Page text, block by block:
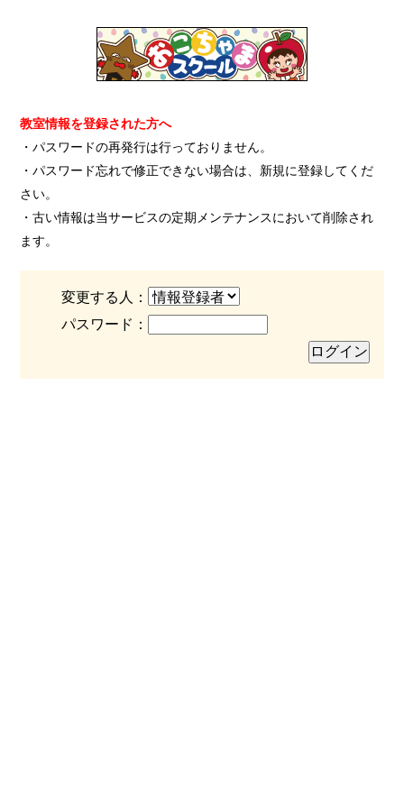
教室情報を登録された方へ
・パスワードの再発行は行っておりません。
・パスワード忘れで修正できない場合は、新規に登録してくだ
さい。
・古い情報は当サービスの定期メンテナンスにおいて削除され
ます。
変更する人：
パスワード：